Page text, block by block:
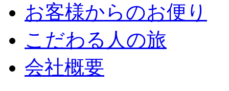
お客様からのお便り
こだわる人の旅
会社概要